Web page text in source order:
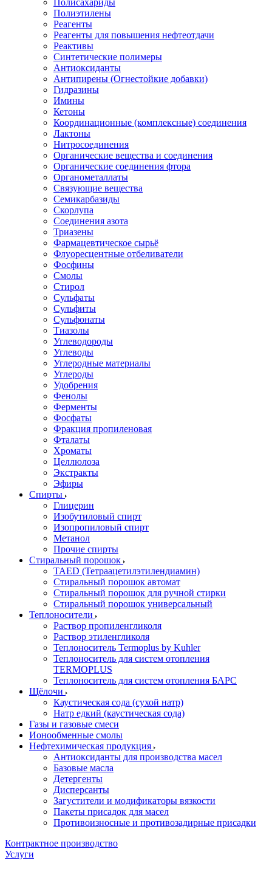
Полисахариды
Полиэтилены
Реагенты
Реагенты для повышения нефтеотдачи
Реактивы
Синтетические полимеры
Антиоксиданты
Антипирены (Огнестойкие добавки)
Гидразины
Имины
Кетоны
Координационные (комплексные) соединения
Лактоны
Нитросоединения
Органические вещества и соединения
Органические соединения фтора
Органометаллаты
Связующие вещества
Семикарбазиды
Скорлупа
Соединения азота
Триазены
Фармацевтическое сырьё
Флуоресцентные отбеливатели
Фосфины
Смолы
Стирол
Сульфаты
Сульфиты
Сульфонаты
Тиазолы
Углеводороды
Углеводы
Углеродные материалы
Углероды
Удобрения
Фенолы
Ферменты
Фосфаты
Фракция пропиленовая
Фталаты
Хроматы
Целлюлоза
Экстракты
Эфиры
Спирты
Глицерин
Изобутиловый спирт
Изопропиловый спирт
Метанол
Прочие спирты
Стиральный порошок
TAED (Тетраацетилэтилендиамин)
Стиральный порошок автомат
Стиральный порошок для ручной стирки
Стиральный порошок универсальный
Теплоносители
Раствор пропиленгликоля
Раствор этиленгликоля
Теплоноситель Termoplus by Kuhler
Теплоноситель для систем отопления
TERMOPLUS
Теплоноситель для систем отопления БАРС
Щёлочи
Каустическая сода (сухой натр)
Натр едкий (каустическая сода)
Газы и газовые смеси
Ионообменные смолы
Нефтехимическая продукция
Антиоксиданты для производства масел
Базовые масла
Детергенты
Дисперсанты
Загустители и модификаторы вязкости
Пакеты присадок для масел
Противоизносные и противозадирные присадки
Контрактное производство
Услуги